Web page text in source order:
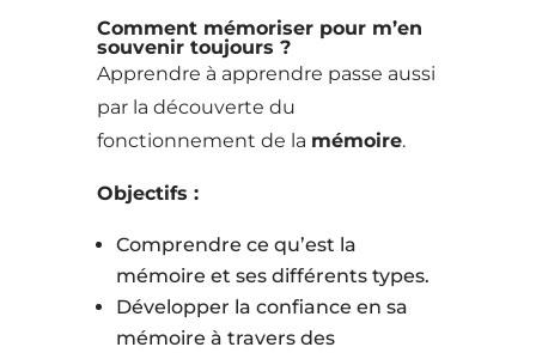
Comment mémoriser pour m’en
souvenir toujours ?
Apprendre à apprendre passe aussi
par la découverte du
fonctionnement de la mémoire.
Objectifs :
Comprendre ce qu’est la
mémoire et ses différents types.
Développer la confiance en sa
mémoire à travers des